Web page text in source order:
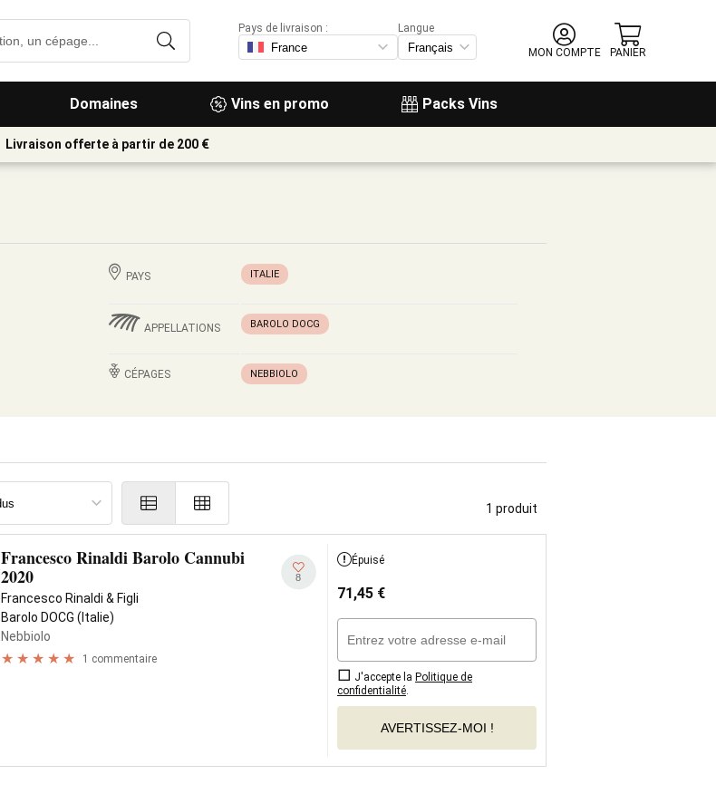
Domaines Vins en promo Packs Vins
Pays de livraison :
Langue
MON COMPTE
PANIER
Livraison offerte à partir de 200 €
PAYS ITALIE
APPELLATIONS BAROLO DOCG
CÉPAGES NEBBIOLO
1 produit
Francesco Rinaldi Barolo Cannubi
2020
Francesco Rinaldi & Figli
Barolo DOCG (Italie)
Nebbiolo
1 commentaire
8
Épuisé
71,45 €
J'accepte la Politique de
confidentialité
AVERTISSEZ-MOI !